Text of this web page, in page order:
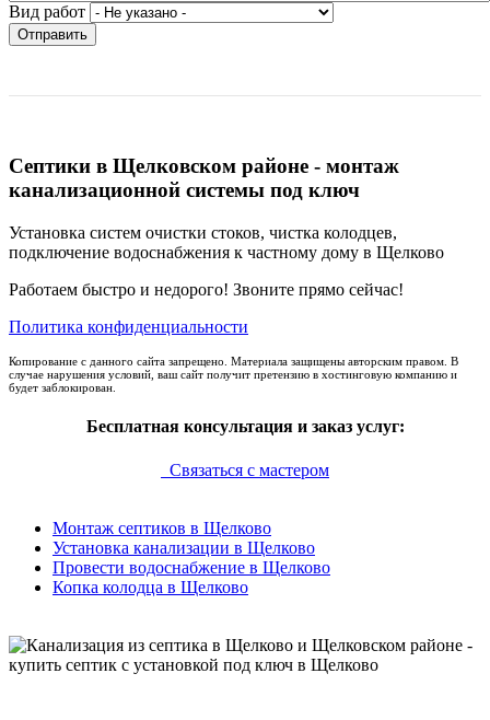
Вид работ
Отправить
Септики в Щелковском районе - монтаж
канализационной системы под ключ
Установка систем очистки стоков, чистка колодцев,
подключение водоснабжения к частному дому в Щелково
Работаем быстро и недорого! Звоните прямо сейчас!
Политика конфиденциальности
Копирование с данного сайта запрещено. Материала защищены авторским правом. В
случае нарушения условий, ваш сайт получит претензию в хостинговую компанию и
будет заблокирован.
Бесплатная консультация и заказ услуг:
Связаться с мастером
Монтаж септиков в Щелково
Установка канализации в Щелково
Провести водоснабжение в Щелково
Копка колодца в Щелково